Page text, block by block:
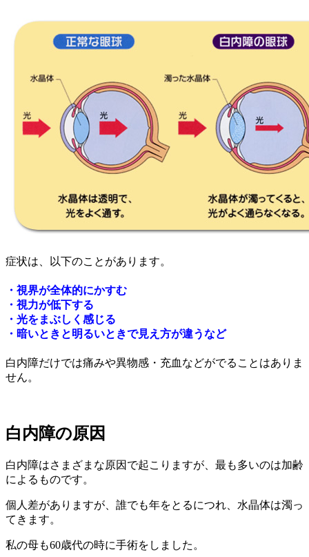
症状は、以下のことがあります。
・視界が全体的にかすむ
・視力が低下する
・光をまぶしく感じる
・暗いときと明るいときで見え方が違うなど
白内障だけでは痛みや異物感・充血などがでることはありま
せん。
白内障の原因
白内障はさまざまな原因で起こりますが、最も多いのは加齢
によるものです。
個人差がありますが、誰でも年をとるにつれ、水晶体は濁っ
てきます。
私の母も60歳代の時に手術をしました。